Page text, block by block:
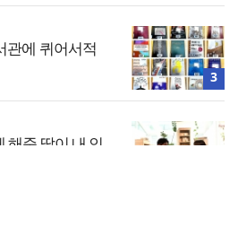
관에 퀴어서적
3
해준 딸이 내 인